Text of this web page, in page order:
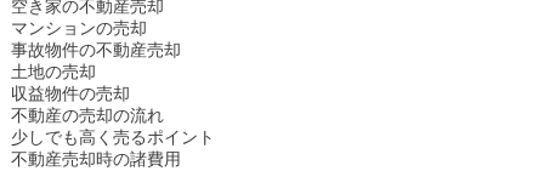
空き家の不動産売却
マンションの売却
事故物件の不動産売却
土地の売却
収益物件の売却
不動産の売却の流れ
少しでも高く売るポイント
不動産売却時の諸費用